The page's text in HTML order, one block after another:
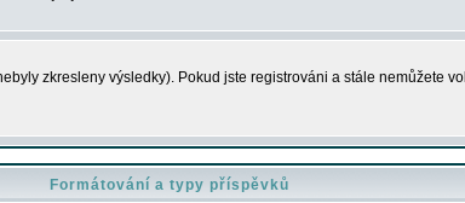
zkresleny výsledky). Pokud jste registrováni a stále nemůžete
Formátování a typy příspěvků